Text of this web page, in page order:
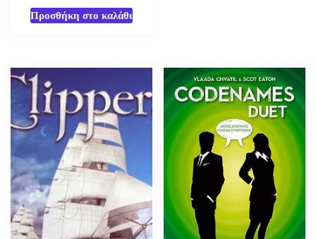
Προσθήκη στο καλάθι